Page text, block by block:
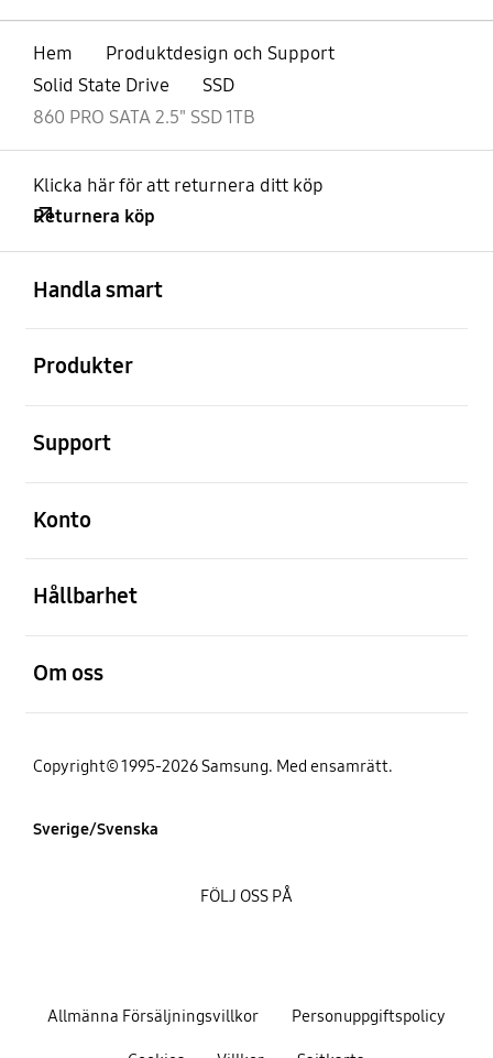
Hem
Produktdesign och Support
Solid State Drive
SSD
860 PRO SATA 2.5" SSD 1TB
Klicka här för att returnera ditt köp
Returnera köp
Handla smart
Produkter
Support
Konto
Hållbarhet
Om oss
Copyright© 1995-2026 Samsung. Med ensamrätt.
Sverige/Svenska
Allmänna Försäljningsvillkor Personuppgiftspolicy
FÖLJ OSS PÅ